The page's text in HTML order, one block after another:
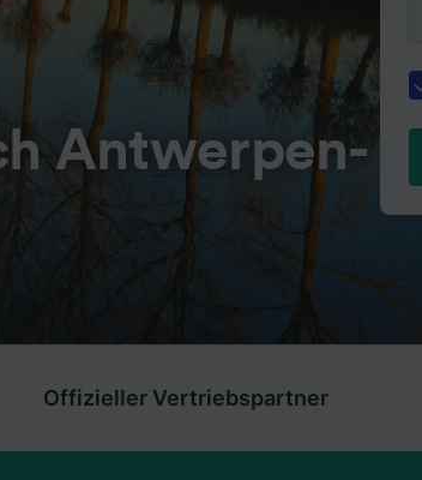
Antwerpen-
Offizieller Vertriebspartner